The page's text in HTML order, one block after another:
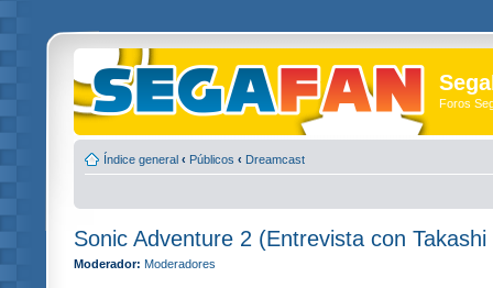
Foros
Índice general ‹ Públicos ‹ Dreamcast
Sonic Adventure 2 (Entrevista con
Moderador: Moderadores